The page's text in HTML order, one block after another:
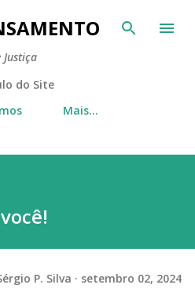
conteúdo principal
do Site
Mais…
P. Silva setembro 02, 2024